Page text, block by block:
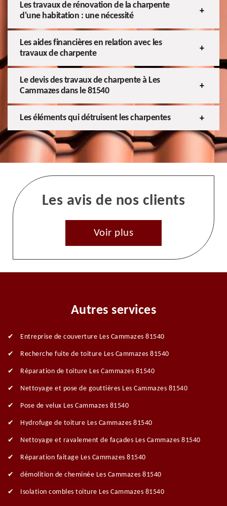
Les travaux de rénovation de la charpente
d'une habitation : une nécessité
Les aides financières en relation avec les
travaux de charpente
Le devis des travaux de charpente à Les
Cammazes dans le 81540
Les éléments qui détruisent les charpentes
Les avis de nos clients
Voir plus
Autres services
Entreprise de couverture Les Cammazes 81540
Recherche fuite de toiture Les Cammazes 81540
Réparation de toiture Les Cammazes 81540
Nettoyage et pose de gouttières Les Cammazes 81540
Pose de velux Les Cammazes 81540
Hydrofuge de toiture Les Cammazes 81540
Nettoyage et ravalement de façades Les Cammazes 81540
Réparation faitage Les Cammazes 81540
démolition de cheminée Les Cammazes 81540
Isolation combles toiture Les Cammazes 81540